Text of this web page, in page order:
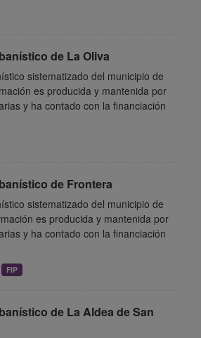
de La Oliva
sistematizado del municipio de
es producida y mantenida por
y ha contado con la financiación
de Frontera
sistematizado del municipio de
es producida y mantenida por
y ha contado con la financiación
FIP
de La Aldea de San